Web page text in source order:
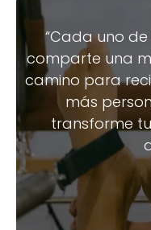
“Cada uno
comparte una
camino para
más
transforme